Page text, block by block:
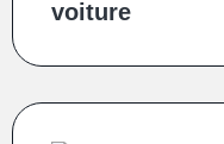
voiture